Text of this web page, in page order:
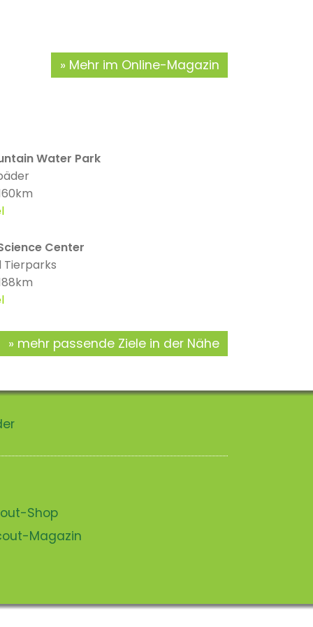
Mehr im Online-Magazin
Water Park
Center
Tierparks
mehr passende Ziele in der Nähe
Shop
Magazin